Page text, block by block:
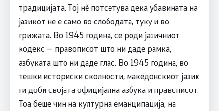
традицијата. Тој нè потсетува дека убавината на
јазикот не е само во слободата, туку и во
грижата. Во 1945 година, се роди јазичниот
кодекс — правописот што ни даде рамка,
азбуката што ни даде глас. Во 1945 година, во
тешки историски околности, македонскиот јазик
ги доби својата официјална азбука и правописот.
Тоа беше чин на културна еманципација, на